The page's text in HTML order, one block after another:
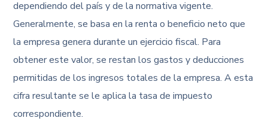
dependiendo del país y de la normativa vigente.
Generalmente, se basa en la renta o beneficio neto que
la empresa genera durante un ejercicio fiscal. Para
obtener este valor, se restan los gastos y deducciones
permitidas de los ingresos totales de la empresa. A esta
cifra resultante se le aplica la tasa de impuesto
correspondiente.